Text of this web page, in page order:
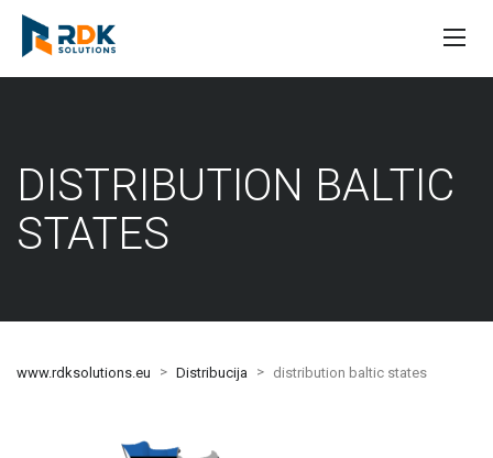
DISTRIBUTION BALTIC
STATES
www.rdksolutions.eu > Distribucija > distribution baltic states